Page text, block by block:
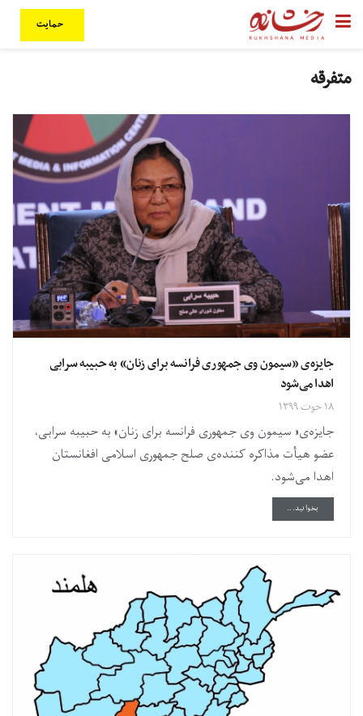
حمایت
متفرقه
جایزه‌ی «سیمون وی جمهوری فرانسه برای زنان» به حبیبه سرابی
اهدا می‌شود
۱۸ حوت ۱۳۹۹
جایزه‌ی« سیمون وی جمهوری فرانسه برای زنان» به حبیبه سرابی،
عضو هیأت مذاکره کننده‌ی صلح جمهوری اسلامی افغانستان
اهدا می‌شود.
بخوانید...